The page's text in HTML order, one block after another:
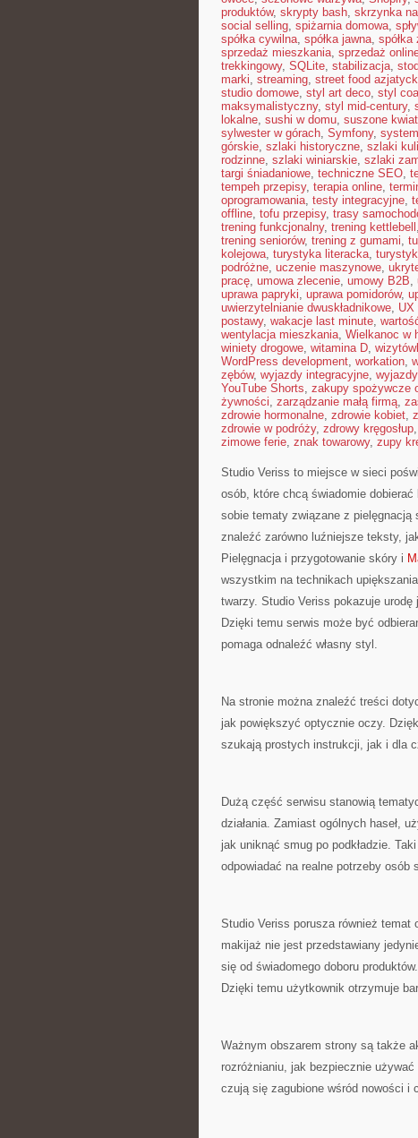
produktów, skrypty bash, skrzynka
social selling, spiżarnia domowa,
spółka cywilna, spółka jawna, spółka
sprzedaż mieszkania, sprzedaż
trekkingowy, SQLite, stabilizacja,
marki, streaming, street food
studio domowe, styl art deco, styl
maksymalistyczny, styl mid-century,
lokalne, sushi w domu, suszone
sylwester w górach, Symfony,
górskie, szlaki historyczne, szlaki
rodzinne, szlaki winiarskie, szlaki
targi śniadaniowe, techniczne SEO,
tempeh przepisy, terapia online,
oprogramowania, testy integracyjne,
offline, tofu przepisy, trasy
trening funkcjonalny, trening kettlebell ,
trening seniorów, trening z gumami,
kolejowa, turystyka literacka,
podróżne, uczenie maszynowe,
pracę, umowa zlecenie, umowy B2B,
uprawa papryki, uprawa pomidorów,
uwierzytelnianie dwuskładnikowe, UX
postawy, wakacje last minute,
wentylacja mieszkania, Wielkanoc w
winiety drogowe, witamina D,
WordPress development, workation,
zębów, wyjazdy integracyjne,
YouTube Shorts, zakupy spożywcze
żywności, zarządzanie małą firmą,
zdrowie hormonalne, zdrowie kobiet,
zdrowie w podróży, zdrowy kręgosłup,
zimowe ferie, znak towarowy, zupy
Studio Veriss to miejsce w sieci
osób, które chcą świadomie
sobie tematy związane z pielęgnacją
znaleźć zarówno luźniejsze teksty,
Pielęgnacja i przygotowanie skóry i
wszystkim na technikach
twarzy. Studio Veriss pokazuje
Dzięki temu serwis może być
pomaga odnaleźć własny styl.
Na stronie można znaleźć treści
jak powiększyć optycznie oczy.
szukają prostych instrukcji, jak i dla
Dużą część serwisu stanowią
działania. Zamiast ogólnych haseł,
jak uniknąć smug po podkładzie.
odpowiadać na realne potrzeby osób
Studio Veriss porusza również temat
makijaż nie jest przedstawiany
się od świadomego doboru
Dzięki temu użytkownik otrzymuje
Ważnym obszarem strony są także
rozróżnianiu, jak bezpiecznie
czują się zagubione wśród nowości i